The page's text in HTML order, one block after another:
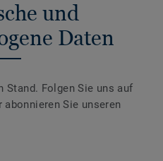
und
Daten
Stand. Folgen Sie uns auf
abonnieren Sie unseren